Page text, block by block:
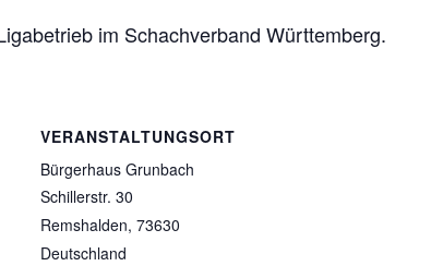
im Schachverband Württemberg.
VERANSTALTUNGSORT
Bürgerhaus Grunbach
Schillerstr. 30
Remshalden, 73630
Deutschland